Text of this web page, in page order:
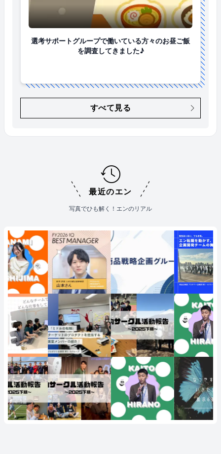
選考サポートグループで働いている方々のお昼ご飯
選考サポートグループで働いている方々のお昼ご飯
を調査してきました♪
すべて見る
最近のエン
写真でひも解く！エンのリアル